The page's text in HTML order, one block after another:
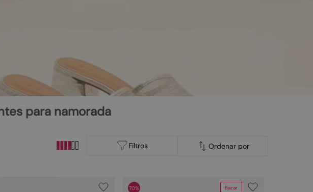
para namorada
Filtros Ordenar por
Bazar
70%